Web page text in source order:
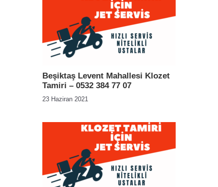
Beşiktaş Levent Mahallesi Klozet
Tamiri – 0532 384 77 07
23 Haziran 2021